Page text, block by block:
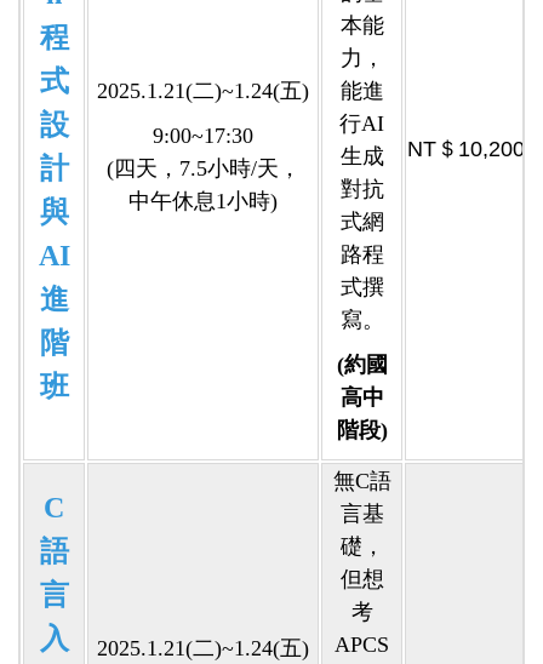
程
式
設
計
與
AI
進
階
班
2025.1.21(二)~1.24(五)
9:00~17:30
(四天，7.5小時/天，
中午休息1小時)
本能
力，
能進
行AI
生成
對抗
式網
路程
式撰
寫。
(約國
高中
階段)
NT＄10,200
C
語
言
入
2025.1.21(二)~1.24(五)
無C語
言基
礎，
但想
考
APCS